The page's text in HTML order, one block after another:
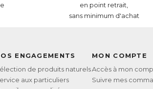
en point retrait,
sans minimum d'achat
ENGAGEMENTS
de produits naturels
aux particuliers
MON COMPTE
Accès à mon
Suivre mes